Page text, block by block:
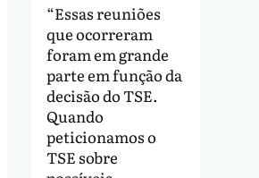
“Essas reuniões
que ocorreram
foram em grande
parte em função da
decisão do TSE.
Quando
peticionamos o
TSE sobre